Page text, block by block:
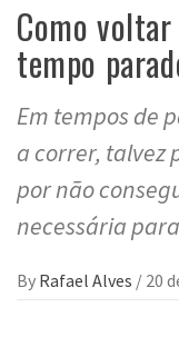
Como
tempo
Em tempos de
a correr, talvez
por não
necessária
By Rafael Alves / 20